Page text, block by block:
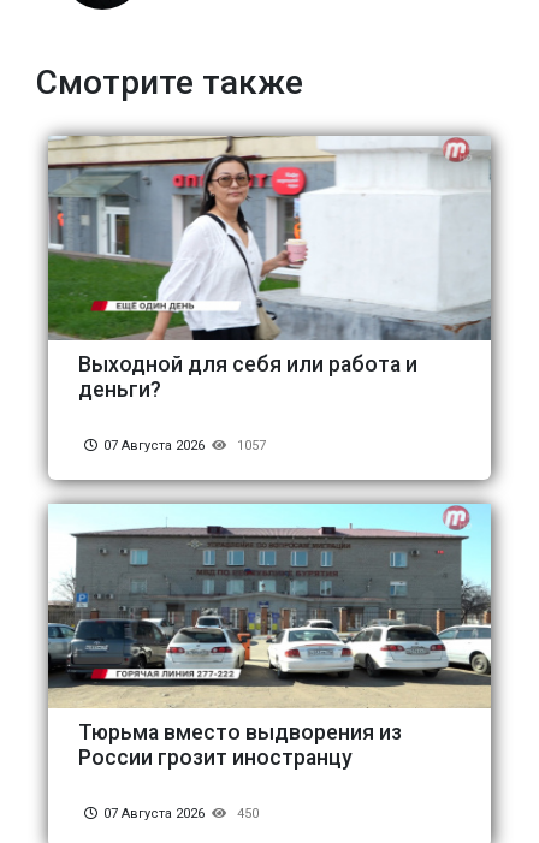
Смотрите также
Выходной для себя или работа и
деньги?
07 Августа 2026 1057
Тюрьма вместо выдворения из
России грозит иностранцу
07 Августа 2026 450